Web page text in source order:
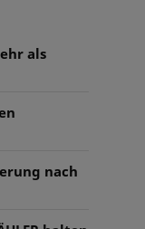
als
nach